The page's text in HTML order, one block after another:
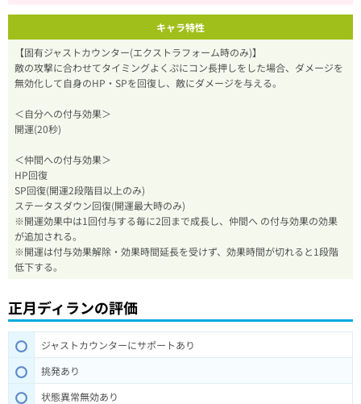
キャラ特性
【固有ジャストカウンター(エクストラフォーム時のみ)】
敵の攻撃に合わせてタイミングよくぷにコン長押しをした場合、ダメージを
無効化して自身のHP・SPを回復し、敵にダメージを与える。
＜自分への付与効果＞
開運(20秒)
＜仲間への付与効果＞
HP回復
SP回復(開運2段階目以上のみ)
ステータスダウン回復(開運最大時のみ)
※開運効果中は1回付与する毎に2回まで成長し、仲間へ の付与効果の効果
が追加される。
※開運は付与効果解除・効果時間延長を受けず、効果時間が切れると1段階
低下する。
正月ディランの評価
ジャストカウンターにサポートあり
挑発あり
状態異常無効あり